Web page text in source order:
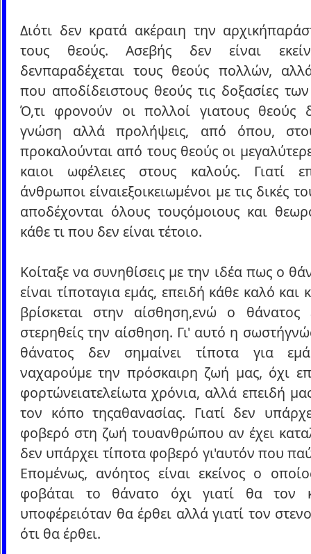
Διότι δεν κρατά ακέραιη την
τους θεούς. Ασεβής δεν είναι
δενπαραδέχεται τους θεούς πολλών,
που αποδίδειστους θεούς τις δοξασίες
Ό,τι φρονούν οι πολλοί γιατους θεούς
γνώση αλλά προλήψεις, από όπου,
προκαλούνται από τους θεούς οι
καιοι ωφέλειες στους καλούς. Γιατί
άνθρωποι είναιεξοικειωμένοι με τις δικές
αποδέχονται όλους τουςόμοιους και
κάθε τι που δεν είναι τέτοιο.
Κοίταξε να συνηθίσεις με την ιδέα πως ο
είναι τίποταγια εμάς, επειδή κάθε καλό και
βρίσκεται στην αίσθηση,ενώ ο θάνατος
στερηθείς την αίσθηση. Γι' αυτό η
θάνατος δεν σημαίνει τίποτα για
ναχαρούμε την πρόσκαιρη ζωή μας, όχι
φορτώνειατελείωτα χρόνια, αλλά επειδή
τον κόπο τηςαθανασίας. Γιατί δεν
φοβερό στη ζωή τουανθρώπου αν έχει
δεν υπάρχει τίποτα φοβερό γι'αυτόν που
Επομένως, ανόητος είναι εκείνος ο
φοβάται το θάνατο όχι γιατί θα τον
υποφέρειόταν θα έρθει αλλά γιατί τον
ότι θα έρθει.